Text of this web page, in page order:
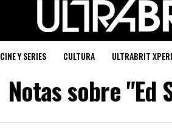
CINE Y SERIES CULTURA ULTRABRIT
Notas sobre "Ed